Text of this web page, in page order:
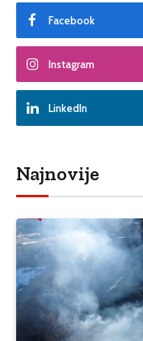
Facebook
Instagram
LinkedIn
Najnovije